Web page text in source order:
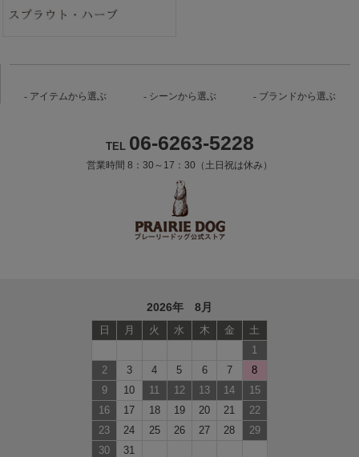
アイテムから選ぶ シーンから選ぶ ブランドから選ぶ
TEL 06-6263-5228
営業時間 8：30～17：30（土日祝は休み）
2026年 8月
日 月 火 水 木 金
土
1
2
3 4 5 6 7
8
9
10 11 12 13 14
15
16
17 18 19 20 21
22
23
24 25 26 27 28
29
30
31